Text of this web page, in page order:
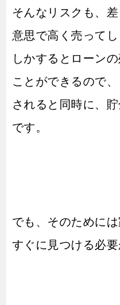
そんなリスクも、
意思で高く売って
しかするとローン
ことができるので
されると同時に、
です。
でも、そのために
すぐに見つける必要